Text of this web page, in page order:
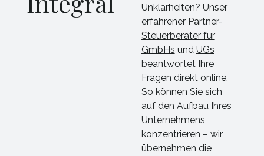
Unklarheiten? Unser
erfahrener Partner-
Steuerberater für
GmbHs und UGs
beantwortet Ihre
Fragen direkt online.
So können Sie sich
auf den Aufbau Ihres
Unternehmens
konzentrieren – wir
übernehmen die